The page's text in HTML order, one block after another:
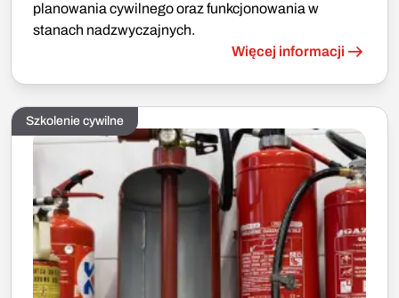
planowania cywilnego oraz funkcjonowania w
stanach nadzwyczajnych.
Więcej informacji
Szkolenie cywilne